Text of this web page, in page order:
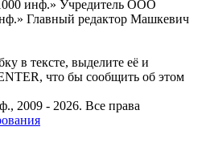
инф.» Учредитель ООО
Главный редактор Машкевич
в тексте, выделите её и
что бы сообщить об этом
2009 - 2026. Все права